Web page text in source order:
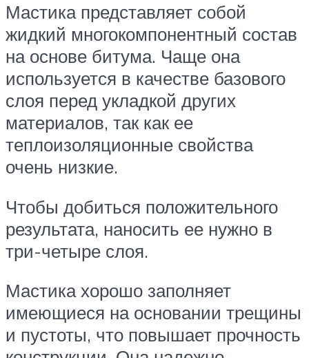
Мастика представляет собой
жидкий многокомпонентный состав
на основе битума. Чаще она
используется в качестве базового
слоя перед укладкой других
материалов, так как ее
теплоизоляционные свойства
очень низкие.
Чтобы добиться положительного
результата, наносить ее нужно в
три-четыре слоя.
Мастика хорошо заполняет
имеющиеся на основании трещины
и пустоты, что повышает прочность